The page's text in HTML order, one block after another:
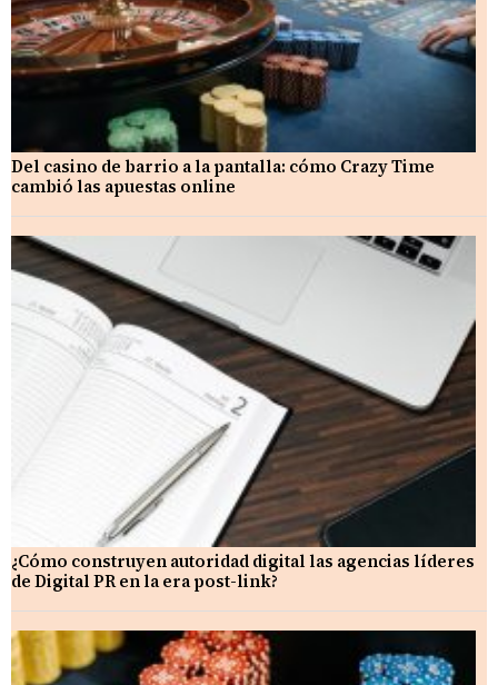
Del casino de barrio a la pantalla: cómo Crazy Time
cambió las apuestas online
¿Cómo construyen autoridad digital las agencias líderes
de Digital PR en la era post-link?